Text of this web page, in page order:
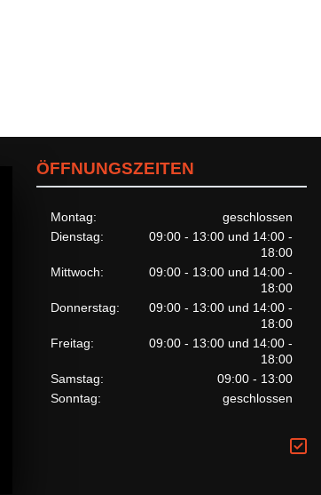
ÖFFNUNGSZEITEN
Montag:
geschlossen
Dienstag:
09:00 - 13:00 und 14:00 -
18:00
Mittwoch:
09:00 - 13:00 und 14:00 -
18:00
Donnerstag:
09:00 - 13:00 und 14:00 -
18:00
Freitag:
09:00 - 13:00 und 14:00 -
18:00
Samstag:
09:00 - 13:00
Sonntag:
geschlossen